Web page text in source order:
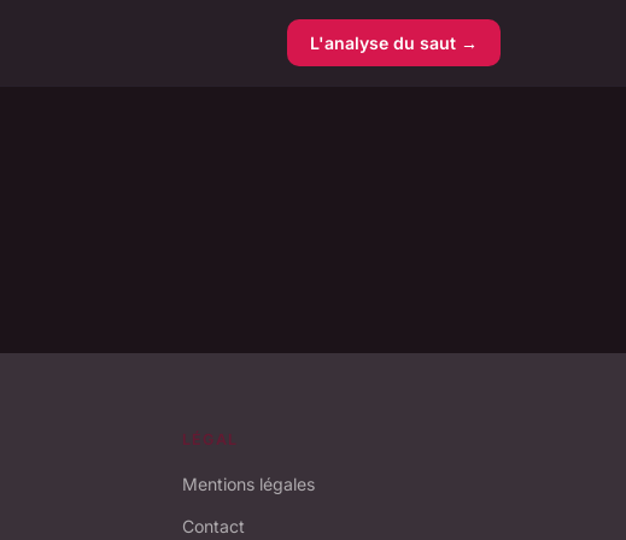
L'analyse du saut →
LÉGAL
Mentions légales
Contact